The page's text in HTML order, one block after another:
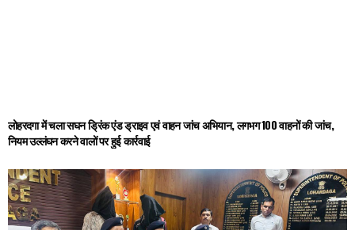
लोहरदगा में चला सघन ड्रिंक एंड ड्राइव एवं वाहन जांच अभियान, लगभग 100 वाहनों की जांच,
नियम उल्लंघन करने वालों पर हुई कार्रवाई